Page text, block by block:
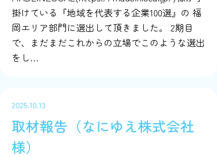
掛けている『地域を代表する企業100選』の 福
岡エリア部門に選出して頂きました。 2期目
で、まだまだこれからの立場でこのような選出
をし…
2025.10.13
取材報告（なにゆえ株式会社
様）